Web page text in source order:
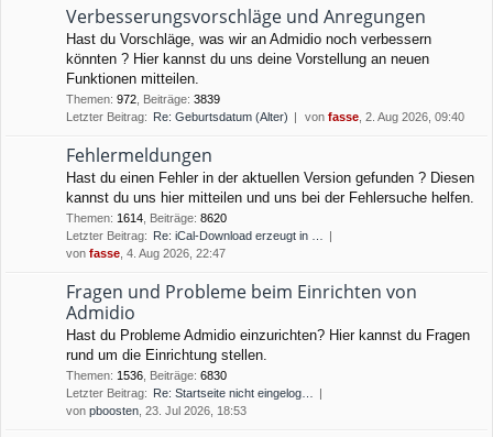
Verbesserungsvorschläge und Anregungen
Hast du Vorschläge, was wir an Admidio noch verbessern
könnten ? Hier kannst du uns deine Vorstellung an neuen
Funktionen mitteilen.
Themen: 972 Beiträge: 3839
Letzter Beitrag: Re: Geburtsdatum (Alter) von fasse , 2. Aug 2026, 09:40
Fehlermeldungen
Hast du einen Fehler in der aktuellen Version gefunden ? Diesen
kannst du uns hier mitteilen und uns bei der Fehlersuche helfen.
Themen: 1614 Beiträge: 8620
Letzter Beitrag: Re: iCal-Download erzeugt in …
von fasse , 4. Aug 2026, 22:47
Fragen und Probleme beim Einrichten von
Admidio
Hast du Probleme Admidio einzurichten? Hier kannst du Fragen
rund um die Einrichtung stellen.
Themen: 1536 Beiträge: 6830
Letzter Beitrag: Re: Startseite nicht eingelog…
von pboosten , 23. Jul 2026, 18:53